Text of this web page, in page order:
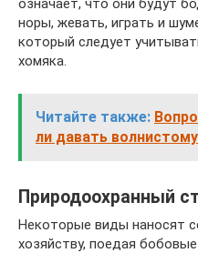
означает, что они будут
норы, жевать, играть и
который следует
хомяка.
Читайте также:
ли давать
Природоохранный
Некоторые виды наносят
хозяйству, поедая